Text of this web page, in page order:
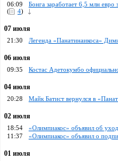
06:09
Бонга заработает 6,5 млн евро
(
4)
07 июля
21:30 Легенда «Панатинаикоса»
06 июля
09:35 Костас Адетокумбо
04 июля
20:28 Майк Батист вернулся в
02 июля
18:54 «Олимпиакос» объявил об
11:37
«Олимпиакос» объявил о
01 июля